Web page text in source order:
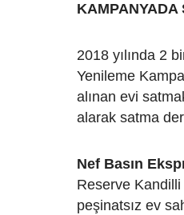
KAMPANYADA
2018 yılında 2
Yenileme
alınan evi
alarak satma
Nef Basın
Reserve
peşinatsız ev